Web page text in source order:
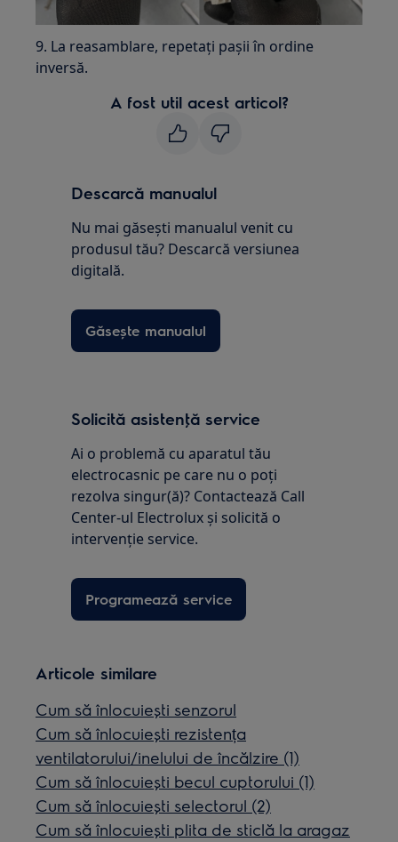
9. La reasamblare, repetați pașii în ordine
inversă.
A fost util acest articol?
Descarcă manualul
Nu mai găsești manualul venit cu
produsul tău? Descarcă versiunea
digitală.
Găsește manualul
Solicită asistenţă service
Ai o problemă cu aparatul tău
electrocasnic pe care nu o poţi
rezolva singur(ă)? Contactează Call
Center-ul Electrolux și solicită o
intervenţie service.
Programează service
Articole similare
Cum să înlocuiești senzorul
Cum să înlocuiești rezistența
ventilatorului/inelului de încălzire (1)
Cum să înlocuiești becul cuptorului (1)
Cum să înlocuiești selectorul (2)
Cum să înlocuiești plita de sticlă la aragaz